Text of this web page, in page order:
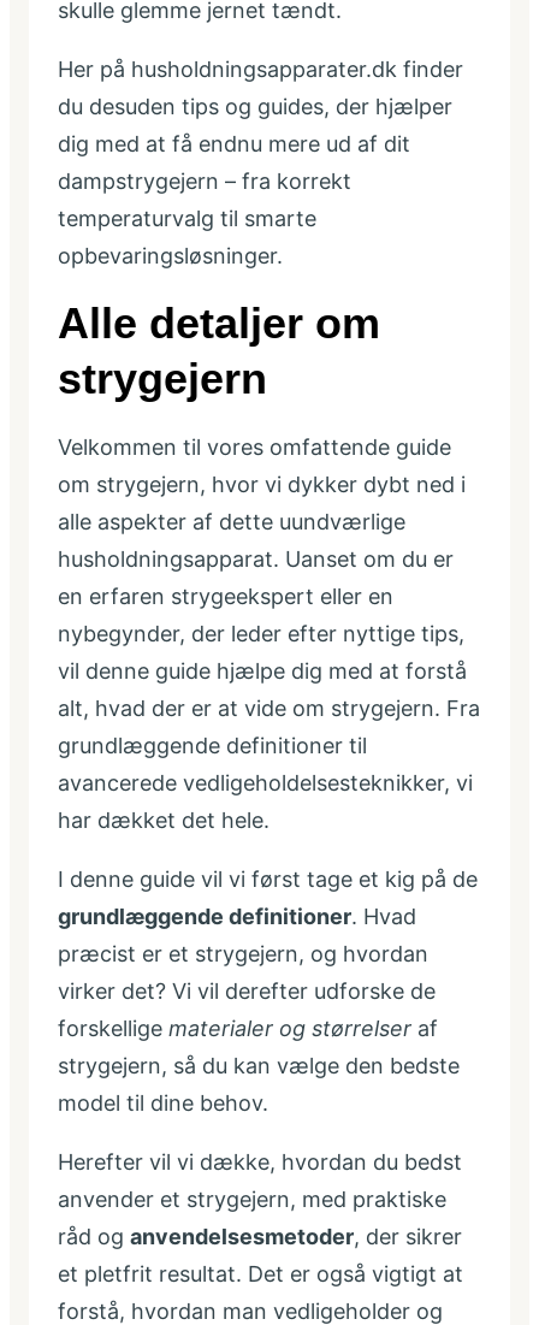
skulle glemme jernet tændt.
Her på husholdningsapparater.dk finder
du desuden tips og guides, der hjælper
dig med at få endnu mere ud af dit
dampstrygejern – fra korrekt
temperaturvalg til smarte
opbevaringsløsninger.
Alle detaljer om
strygejern
Velkommen til vores omfattende guide
om strygejern, hvor vi dykker dybt ned i
alle aspekter af dette uundværlige
husholdningsapparat. Uanset om du er
en erfaren strygeekspert eller en
nybegynder, der leder efter nyttige tips,
vil denne guide hjælpe dig med at forstå
alt, hvad der er at vide om strygejern. Fra
grundlæggende definitioner til
avancerede vedligeholdelsesteknikker, vi
har dækket det hele.
I denne guide vil vi først tage et kig på de
grundlæggende definitioner. Hvad
præcist er et strygejern, og hvordan
virker det? Vi vil derefter udforske de
forskellige materialer og størrelser af
strygejern, så du kan vælge den bedste
model til dine behov.
Herefter vil vi dække, hvordan du bedst
anvender et strygejern, med praktiske
råd og anvendelsesmetoder, der sikrer
et pletfrit resultat. Det er også vigtigt at
forstå, hvordan man vedligeholder og